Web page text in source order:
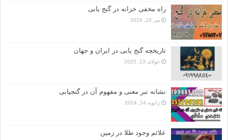
راه مخفی خزانه در گنج یابی
می 20, 2026
تاریخچه گنج‌ یابی در ایران و جهان
جولای 13, 2025
نشانه تبر معنی و مفهوم آن در گنجیابی
ژانویه 14, 2024
علائم وجود طلا در زمین